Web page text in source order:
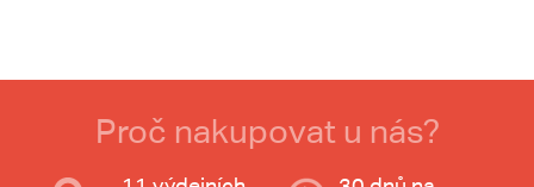
Proč nakupovat u nás?